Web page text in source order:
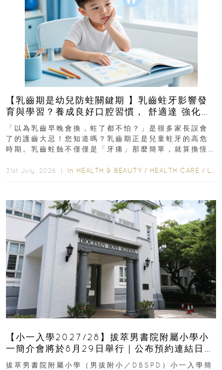
【乳齒期是幼兒防蛀關鍵期 】乳齒蛀牙影響發
育與學習？養成良好口腔習慣， 舒適達 強化琺
瑯質 兒童牙膏防護指南
「以為乳齒早晚會換，蛀了都不怕？」是很多家長誤會
了的護齒大忌！您知道嗎？乳齒期正是兒童蛀牙的高危
時期。乳齒蛀蝕不僅僅是「牙痛」那麼簡單，就算換恆
31st July, 2026 ｜ In HEALTH & BEAUTY / HEALTH CARE / LIFESTYLE
【小一入學2027/28】拔萃男書院附屬小學小
一簡介會將於8月29日舉行｜公布預約連結日期
｜更設有網上重溫
拔萃男書院附屬小學（男拔附小／DBSPD）小一入學簡